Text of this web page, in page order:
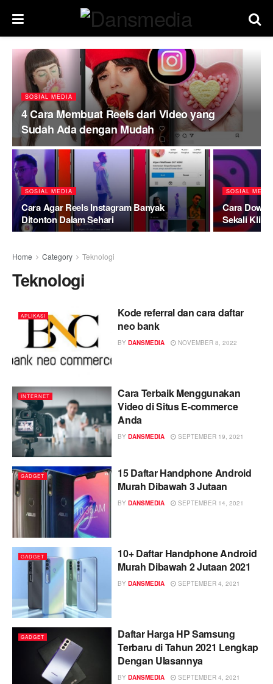
SOSIAL MEDIA
4 Cara Membuat Reels dari Video yang
Sudah Ada dengan Mudah
SOSIAL MEDIA
Cara Agar Reels Instagram Banyak
Ditonton Dalam Sehari
SOSIAL
Cara
Sekali Klik
Home Category Teknologi
Teknologi
APLIKASI
Kode referral dan cara daftar
neo bank
BY DANSMEDIA NOVEMBER 8, 2022
INTERNET
Cara Terbaik Menggunakan
Video di Situs E-commerce
Anda
BY DANSMEDIA SEPTEMBER 19, 2021
GADGET
15 Daftar Handphone Android
Murah Dibawah 3 Jutaan
BY DANSMEDIA SEPTEMBER 14, 2021
GADGET
10+ Daftar Handphone Android
Murah Dibawah 2 Jutaan 2021
BY DANSMEDIA SEPTEMBER 4, 2021
GADGET
Daftar Harga HP Samsung
Terbaru di Tahun 2021 Lengkap
Dengan Ulasannya
BY DANSMEDIA SEPTEMBER 4, 2021